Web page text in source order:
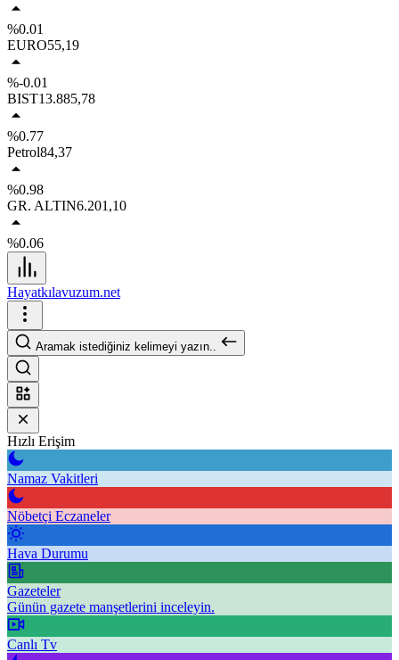
%0.01
EURO55,19
%-0.01
BIST13.885,78
%0.77
Petrol84,37
%0.98
GR. ALTIN6.201,10
%0.06
Hayatkılavuzum.net
Aramak istediğiniz kelimeyi yazın..
Hızlı Erişim
Namaz Vakitleri
Nöbetçi Eczaneler
Hava Durumu
Gazeteler
Günün gazete manşetlerini inceleyin.
Canlı Tv